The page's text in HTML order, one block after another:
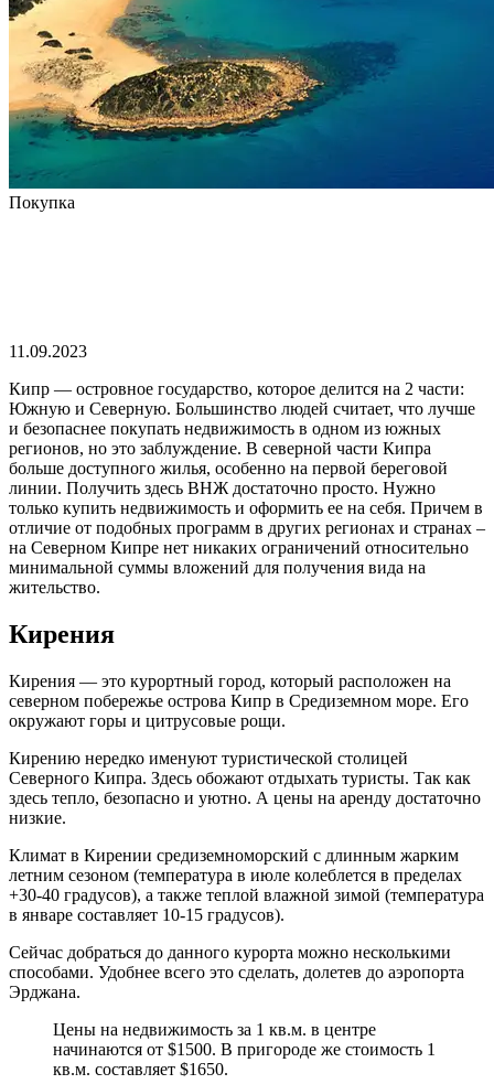
Покупка
11.09.2023
Кипр — островное государство, которое делится на 2 части:
Южную и Северную. Большинство людей считает, что лучше
и безопаснее покупать недвижимость в одном из южных
регионов, но это заблуждение. В северной части Кипра
больше доступного жилья, особенно на первой береговой
линии. Получить здесь ВНЖ достаточно просто. Нужно
только купить недвижимость и оформить ее на себя. Причем в
отличие от подобных программ в других регионах и странах –
на Северном Кипре нет никаких ограничений относительно
минимальной суммы вложений для получения вида на
жительство.
Кирения
Кирения — это курортный город, который расположен на
северном побережье острова Кипр в Средиземном море. Его
окружают горы и цитрусовые рощи.
Кирению нередко именуют туристической столицей
Северного Кипра. Здесь обожают отдыхать туристы. Так как
здесь тепло, безопасно и уютно. А цены на аренду достаточно
низкие.
Климат в Кирении средиземноморский с длинным жарким
летним сезоном (температура в июле колеблется в пределах
+30-40 градусов), а также теплой влажной зимой (температура
в январе составляет 10-15 градусов).
Сейчас добраться до данного курорта можно несколькими
способами. Удобнее всего это сделать, долетев до аэропорта
Эрджана.
Цены на недвижимость за 1 кв.м. в центре
начинаются от $1500. В пригороде же стоимость 1
кв.м. составляет $1650.